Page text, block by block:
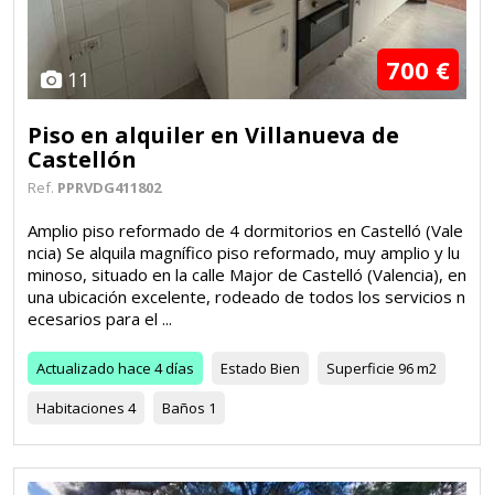
11 700 €
Piso en alquiler en Villanueva de
Castellón
Ref. PPRVDG411802
Amplio piso reformado de 4 dormitorios en Castelló (Vale
ncia) Se alquila magnífico piso reformado, muy amplio y lu
minoso, situado en la calle Major de Castelló (Valencia), en
una ubicación excelente, rodeado de todos los servicios n
ecesarios para el ...
Actualizado hace 4 días Estado Bien Superficie 96 m2
Habitaciones 4 Baños 1